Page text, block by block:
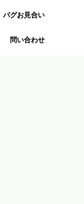
パグお見合い
問い合わせ